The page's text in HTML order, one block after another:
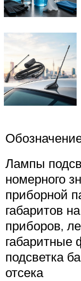
Лампы
номерного
приборной
габаритов
приборов,
габаритные
подсветка
отсека